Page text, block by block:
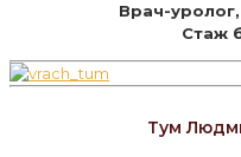
Врач-
Стаж
Тум